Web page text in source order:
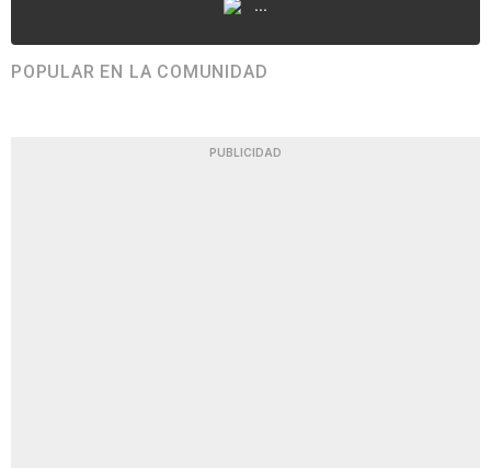
...
POPULAR EN LA COMUNIDAD
PUBLICIDAD